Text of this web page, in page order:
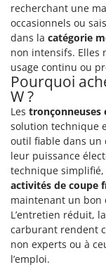
Ninja
Novatec
Novital
NuAir
NuovaFac
O
Officine
Oliviero
Olix
OMA
Omas
Ompagrill
recherchant une
occasionnels ou
dans la catégorie
non intensifs. Elles
usage continu ou
Pourquoi
W ?
Les tronçonneuses
solution technique
outil fiable dans un
leur puissance
technique
activités de coupe
maintenant un
L’entretien réduit,
carburant rendent
non experts ou à
l’emploi.